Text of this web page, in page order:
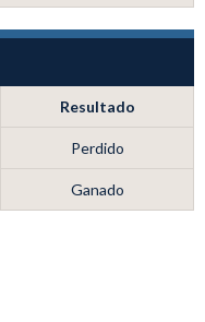
Resultado
Perdido
Ganado